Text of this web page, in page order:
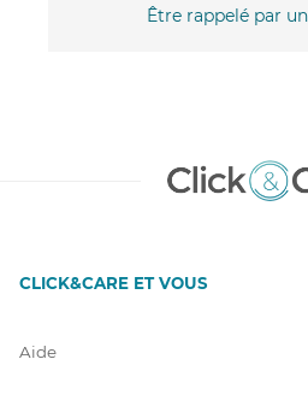
Être rappelé par
CLICK&CARE ET VOUS
Aide